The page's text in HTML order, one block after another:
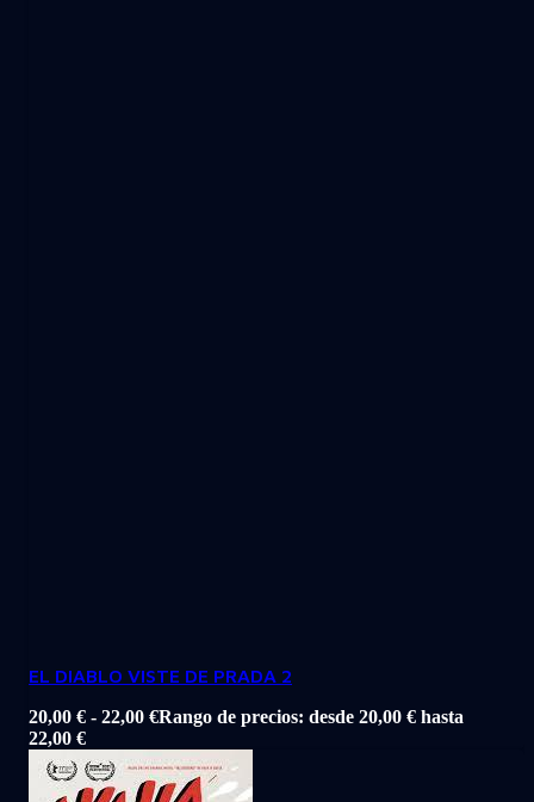
EL DIABLO VISTE DE PRADA 2
20,00 € - 22,00 €Rango de precios: desde 20,00 € hasta
22,00 €